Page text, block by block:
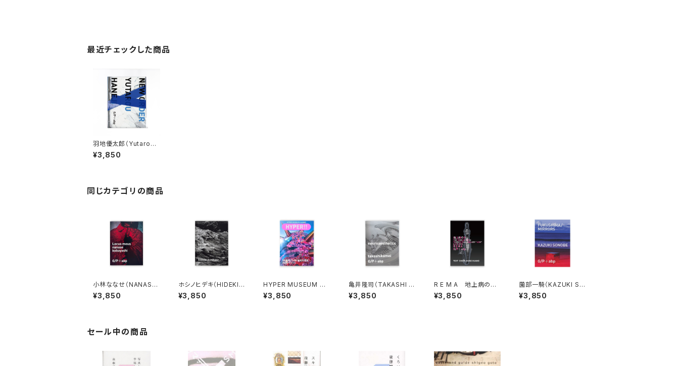
最近チェックした商品
羽地優太郎（Yutarou
Haneji）NEWORDER
¥3,850
同じカテゴリの商品
小林ななせ（NANASE
KOBAYASHI）Locus
meus
¥3,850
ホシノヒデキ（HIDEKI
HOSHINO）empathic
phenomena
¥3,850
HYPER MUSEUM HA
NNO: HYPER!! maga
zine 2026 増田セバス
¥3,850
亀井隆司（TAKASHI K
AMEI）neuroaestheti
cs
¥3,850
R E M A 地上病の女
THE WOMAN WITH
TERRESTRIAL MALA
¥3,850
薗部一騎（KAZUKI SO
NOBE）FUKUSHIMA/
MIRRORS
¥3,850
セール中の商品